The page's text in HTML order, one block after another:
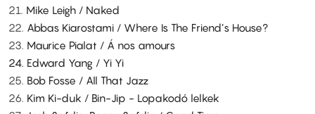
21. Mike Leigh / Naked
22. Abbas Kiarostami / Where Is The Friend’s House?
23. Maurice Pialat / Á nos amours
24. Edward Yang / Yi Yi
25. Bob Fosse / All That Jazz
26. Kim Ki-duk / Bin-Jip - Lopakodó lelkek